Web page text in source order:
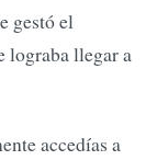
gestó el
lograba llegar a
accedías a